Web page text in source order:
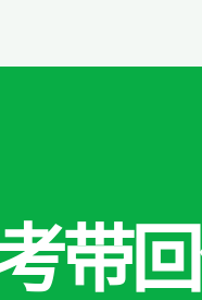
带